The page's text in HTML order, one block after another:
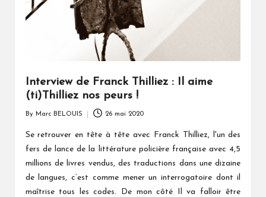
Interview de Franck Thilliez : Il aime
(ti)Thilliez nos peurs !
by
By Marc BELOUIS 26 mai 2020
Se retrouver en tête à tête avec Franck Thilliez, l'un des
fers de lance de la littérature policière française avec 4,5
millions de livres vendus, des traductions dans une dizaine
de langues, c’est comme mener un interrogatoire dont il
maîtrise tous les codes. De mon côté Il va falloir être